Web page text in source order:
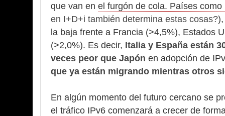
que van en el furgón de cola. Países como
en I+D+i también determina estas cosas?
la baja frente a Francia (>4,5%), Estados
(>2,0%). Es decir, Italia y España están
veces peor que Japón en adopción de
que ya están migrando mientras otros
En algún momento del futuro cercano se
el tráfico IPv6 comenzará a crecer de